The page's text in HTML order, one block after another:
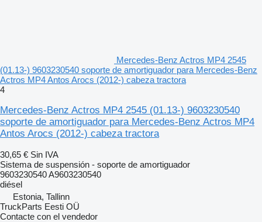
Mercedes-Benz Actros MP4 2545
(01.13-) 9603230540 soporte de amortiguador para Mercedes-Benz
Actros MP4 Antos Arocs (2012-) cabeza tractora
4
Mercedes-Benz Actros MP4 2545 (01.13-) 9603230540
soporte de amortiguador para Mercedes-Benz Actros MP4
Antos Arocs (2012-) cabeza tractora
30,65 € Sin IVA
Sistema de suspensión - soporte de amortiguador
9603230540 A9603230540
diésel
Estonia, Tallinn
TruckParts Eesti OÜ
Contacte con el vendedor